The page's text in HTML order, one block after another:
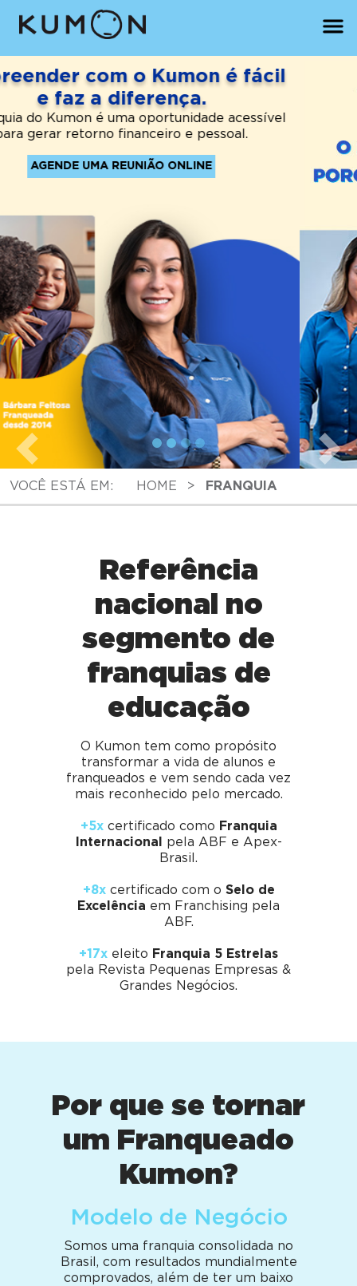
Previous
VOCÊ ESTÁ EM: HOME > FRANQUIA
Referência
nacional no
segmento de
franquias de
educação
O Kumon tem como propósito
transformar a vida de alunos e
franqueados e vem sendo cada vez
mais reconhecido pelo mercado.
+5xcertificado como Franquia
Internacional
pela ABF e Apex-
Brasil.
+8xcertificado com o Selo de
Excelência em Franchising pela
ABF.
+17x eleito Franquia 5 Estrelas
pela Revista Pequenas Empresas &
Grandes Negócios.
Por que se tornar
um Franqueado
Kumon?
Modelo de Negócio
Somos uma franquia consolidada no
Brasil, com resultados mundialmente
comprovados, além de ter um baixo